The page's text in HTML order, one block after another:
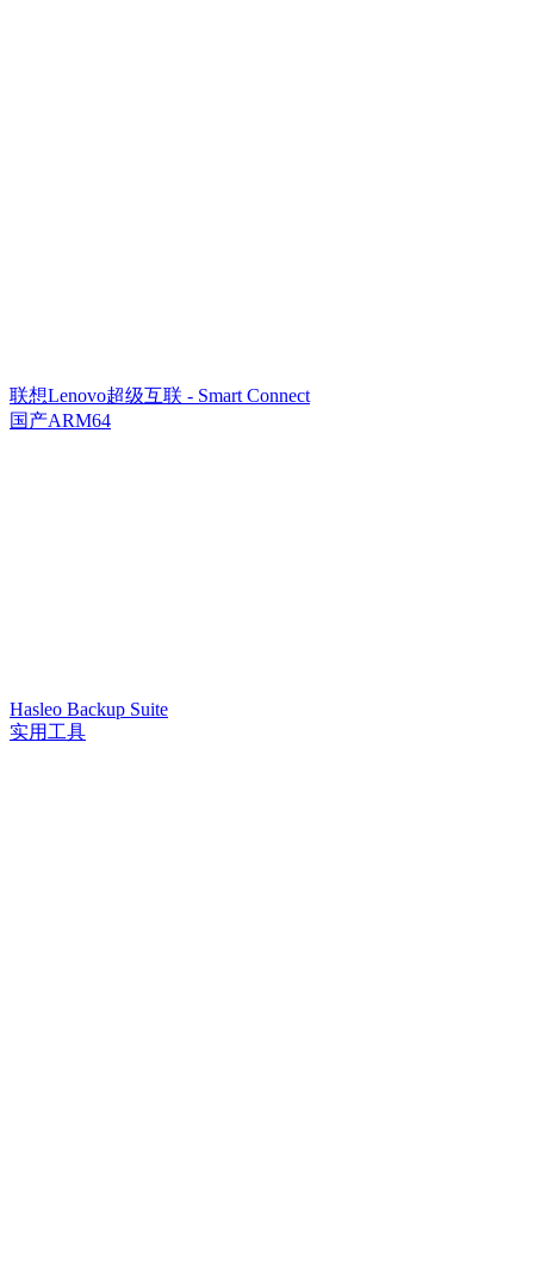
联想Lenovo超级互联 - Smart Connect
国产ARM64
Hasleo Backup Suite
实用工具